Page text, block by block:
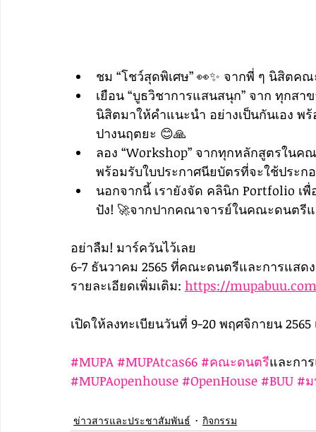
ชม “โชว์สุดพิเศษ” 👀✨️ จากพี่ ๆ นิสิตค
เยือน “บูธวิชาการแสนสนุก” จาก ทุกส
นิสิตมาให้คำแนะนำ อย่างเป็นกันเอง พ
ปางนฤตยะ 😊🙏
ลอง “Workshop” จากทุกหลักสูตรในค
พร้อมรับใบประกาศนียบัตรที่จะใช้ประ
นอกจากนี้ เรายังจัด คลินิก Portfolio เ
ปัง! 🚀จากปากคณาจารย์ในคณะดนตรี
อย่าลืม! มาร์ควันไว้เลย
6-7 ธันวาคม 2565 ที่คณะดนตรีและการแสด
รายละเอียดเพิ่มเติม: https://
เปิดให้ลงทะเบียนวันที่ 9-20 พฤศจิกายน 2565
#MUPA #MUPAtcas66 #คณะดนตรและกา
#MUPAopenhouse #OpenHouse #BUU #ม
ข่าวสารและประชาสัมพันธ์ กิจกรรม